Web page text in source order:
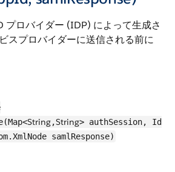
プロバイダー (IDP) によって生成さ
スプロバイダーに送信される前に
String,String> authSession, Id
samlResponse)